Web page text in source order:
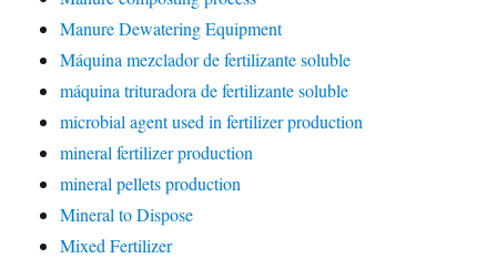
Manure Dewatering Equipment
Máquina mezclador de fertilizante soluble
máquina trituradora de fertilizante soluble
microbial agent used in fertilizer production
mineral fertilizer production
mineral pellets production
Mineral to Dispose
Mixed Fertilizer